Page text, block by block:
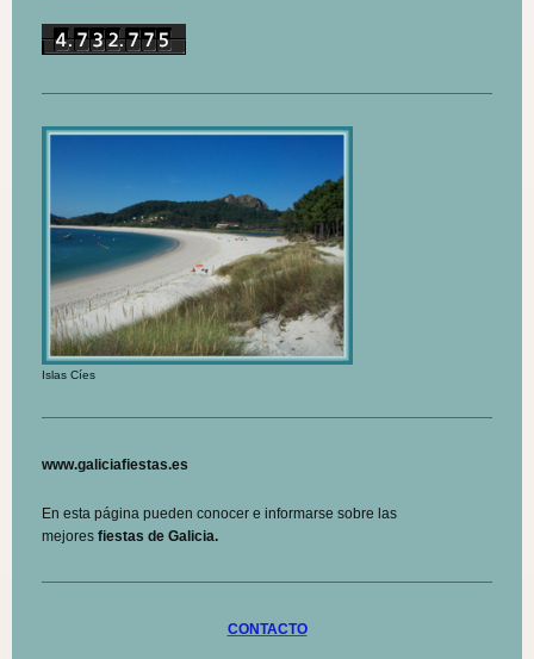
Islas Cíes
www.galiciafiestas.es
En esta página pueden conocer e informarse sobre las
mejores fiestas de Galicia.
CONTACTO